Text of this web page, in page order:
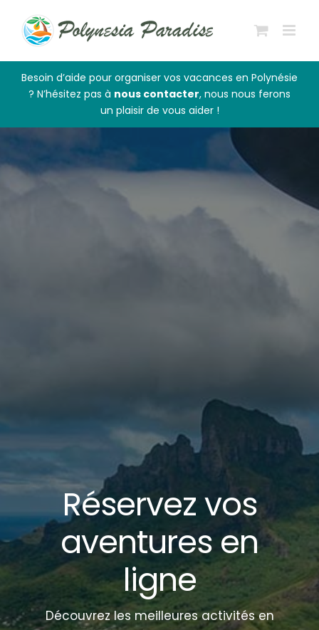
contenu
Besoin d’aide pour organiser vos vacances en Polynésie
? N’hésitez pas à nous contacter, nous nous ferons
un plaisir de vous aider !
Réservez vos
aventures en
ligne
Découvrez les meilleures activités en